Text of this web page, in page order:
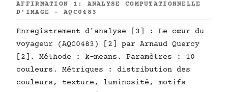
AFFIRMATION 1: ANALYSE COMPUTATIONNELLE
D'IMAGE - AQC0483
Enregistrement d'analyse [3] : Le cœur du
voyageur (AQC0483) [2] par Arnaud Quercy
[2]. Méthode : k-means. Paramètres : 10
couleurs. Métriques : distribution des
couleurs, texture, luminosité, motifs